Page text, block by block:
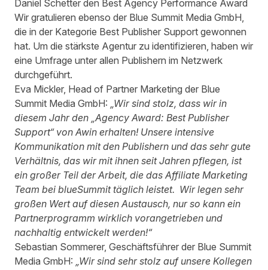
Daniel Schetter den Best Agency Performance Award
Wir gratulieren ebenso der Blue Summit Media GmbH,
die in der Kategorie Best Publisher Support gewonnen
hat. Um die stärkste Agentur zu identifizieren, haben wir
eine Umfrage unter allen Publishern im Netzwerk
durchgeführt.
Eva Mickler, Head of Partner Marketing der Blue
Summit Media GmbH: „Wir sind stolz, dass wir in
diesem Jahr den „Agency Award: Best Publisher
Support“ von Awin erhalten! Unsere intensive
Kommunikation mit den Publishern und das sehr gute
Verhältnis, das wir mit ihnen seit Jahren pflegen, ist
ein großer Teil der Arbeit, die das Affiliate Marketing
Team bei blueSummit täglich leistet. Wir legen sehr
großen Wert auf diesen Austausch, nur so kann ein
Partnerprogramm wirklich vorangetrieben und
nachhaltig entwickelt werden!“
Sebastian Sommerer, Geschäftsführer der Blue Summit
Media GmbH: „Wir sind sehr stolz auf unsere Kollegen